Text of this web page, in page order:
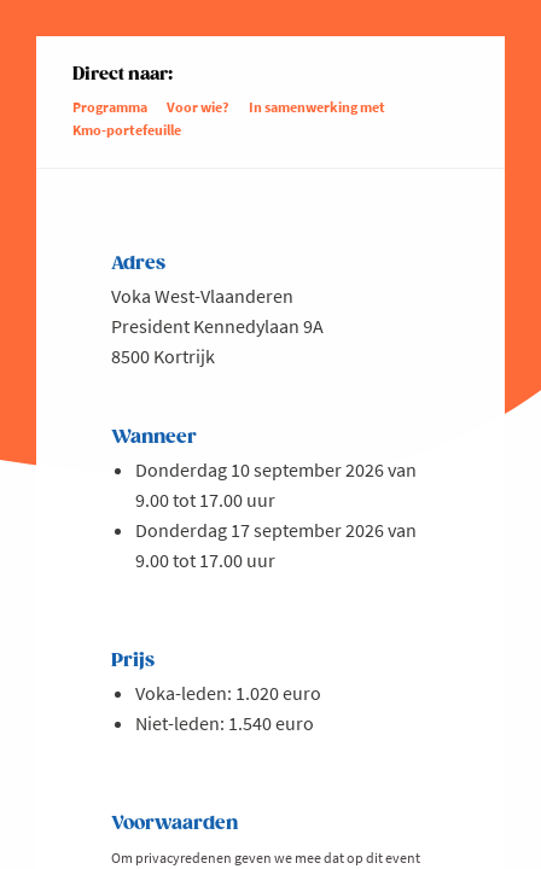
Direct naar:
Programma Voor wie?
In samenwerking met
Kmo-portefeuille
Adres
Voka West-Vlaanderen
President Kennedylaan 9A
8500 Kortrijk
Wanneer
Donderdag 10 september 2026 van
9.00 tot 17.00 uur
Donderdag 17 september 2026 van
9.00 tot 17.00 uur
Prijs
Voka-leden: 1.020 euro
Niet-leden: 1.540 euro
Voorwaarden
Om privacyredenen geven we mee dat op dit event